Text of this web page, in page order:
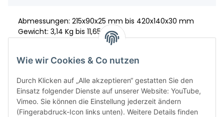
Abmessungen: 215x90x25 mm bis 420x140x30 mm
Gewicht: 3,14 Kg bis 11,65
Wie wir Cookies & Co nutzen
Durch Klicken auf „Alle akzeptieren“ gestatten Sie den
Einsatz folgender Dienste auf unserer Website: YouTube,
Vimeo. Sie können die Einstellung jederzeit ändern
(Fingerabdruck-Icon links unten). Weitere Details finden